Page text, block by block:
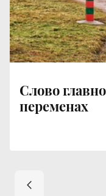
Слово
переменах